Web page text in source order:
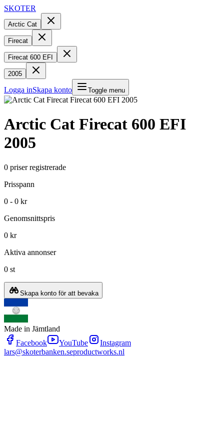
SKOTER
Arctic Cat
Firecat
Firecat 600 EFI
2005
Logga inSkapa konto Toggle menu
Arctic Cat Firecat 600 EFI
2005
0 priser registrerade
Prisspann
0 - 0 kr
Genomsnittspris
0 kr
Aktiva annonser
0 st
Skapa konto för att bevaka
Made in Jämtland
Facebook
YouTube
Instagram
lars@skoterbanken.seproductworks.nl